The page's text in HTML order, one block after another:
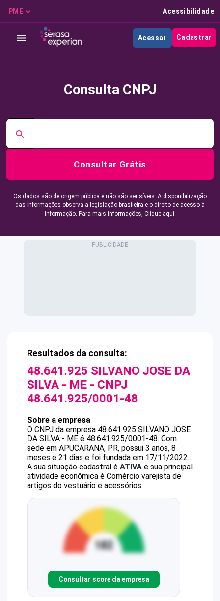
PME Acessibilidade
Acessar Cadastrar
Consulta CNPJ
Consultar Grátis
Os dados são de origem pública e não são sensíveis. A disponibilização
das informações observa a legislação brasileira e o direito de acesso à
informação. Para mais informações, Clique aqui.
Resultados da consulta:
48.641.925 SILVANO JOSE DA
SILVA - ME - CNPJ
48.641.925/0001-48
Sobre a empresa
O CNPJ da empresa 48.641.925 SILVANO JOSE
DA SILVA - ME é 48.641.925/0001-48. Com
sede em APUCARANA, PR, possui 3 anos, 8
meses e 21 dias e foi fundada em 17/11/2022.
A sua situação cadastral é ATIVA e sua principal
atividade econômica é Comércio varejista de
artigos do vestuário e acessórios.
Consultar score da empresa